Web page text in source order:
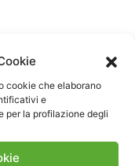
cookie che elaborano
e
per la profilazione degli